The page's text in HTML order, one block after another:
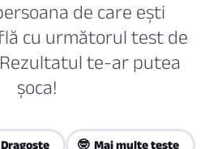
de care ești
cu următorul test de
te-ar putea
șoca!
🤓 Mai multe teste